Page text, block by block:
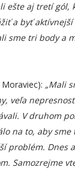
ešte aj tretí
a byť
sme tri body a
„Mali
veľa
V druhom
na to, aby
problém. Dnes
Samozrejme